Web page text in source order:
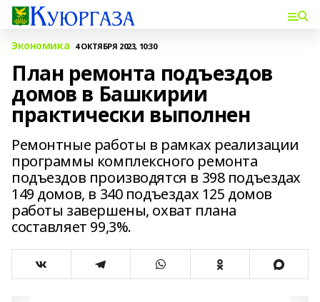
Экономика 4 ОКТЯБРЯ 2023, 10:30
План ремонта подъездов
домов в Башкирии
практически выполнен
Ремонтные работы в рамках реализации
программы комплексного ремонта
подъездов производятся в 398 подъездах
149 домов, в 340 подъездах 125 домов
работы завершены, охват плана
составляет 99,3%.